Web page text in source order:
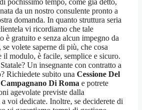
da un nostro consulente pronto a
domanda. In quanto struttura seria
vi ricordiamo che tale
è gratuito e senza alcun impegno da
volete saperne di più, che cosa
il modulo, è facile, semplice e sicuro.
Un insegnante con contratto a
Richiedete subito una Cessione Del
Di Roma e potrete
agevolate previste dalla
voi dedicate. Inoltre, se deciderete di